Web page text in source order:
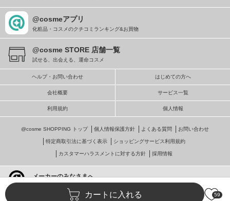
カートに入れる 59
@cosmeアプリ
化粧品・コスメのクチコミランキング&お買物
@cosme STORE 店舗一覧
試せる、出会える、運命コスメ
ヘルプ・お問い合わせ はじめての方へ
会社概要 サービス一覧
利用規約 個人情報
@cosme SHOPPING トップ 個人情報保護方針 よくある質問 お問い合わせ
特定商取引法に基づく表示 ショッピングサービス利用規約
カスタマーハラスメントに対する方針 採用情報
メーカーのみなさまへ